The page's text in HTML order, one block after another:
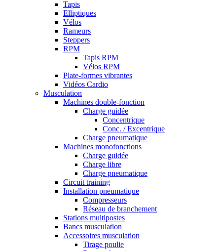
Tapis
Elliptiques
Vélos
Rameurs
Steppers
RPM
Tapis RPM
Vélos RPM
Plate-formes vibrantes
Vidéos Cardio
Musculation
Machines double-fonction
Charge guidée
Concentrique
Conc. / Excentrique
Charge pneumatique
Machines monofonctions
Charge guidée
Charge libre
Charge pneumatique
Circuit training
Installation pneumatique
Compresseurs
Réseau de branchement
Stations multipostes
Bancs musculation
Accessoires musculation
Tirage poulie